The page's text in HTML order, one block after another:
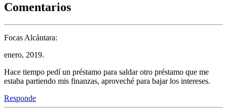
Comentarios
Focas Alcántara:
enero, 2019.
Hace tiempo pedí un préstamo para saldar otro préstamo que me
estaba partiendo mis finanzas, aproveché para bajar los intereses.
Responde